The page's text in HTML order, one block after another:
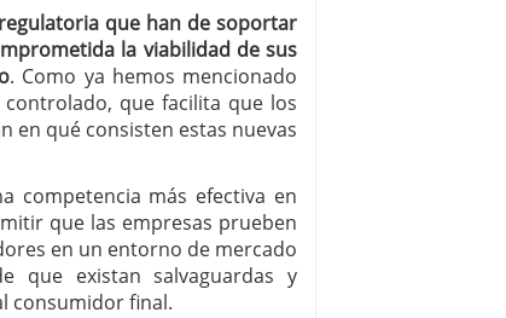
que han de soportar
la viabilidad de sus
. Como ya hemos mencionado
que facilita que los
en qué consisten estas nuevas
competencia más efectiva en
que las empresas prueben
en un entorno de mercado
que existan salvaguardas y
consumidor final.